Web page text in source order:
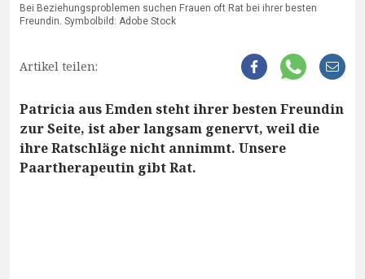
Bei Beziehungsproblemen suchen Frauen oft Rat bei ihrer besten
Freundin. Symbolbild: Adobe Stock
Artikel teilen:
Patricia aus Emden steht ihrer besten Freundin
zur Seite, ist aber langsam genervt, weil die
ihre Ratschläge nicht annimmt. Unsere
Paartherapeutin gibt Rat.